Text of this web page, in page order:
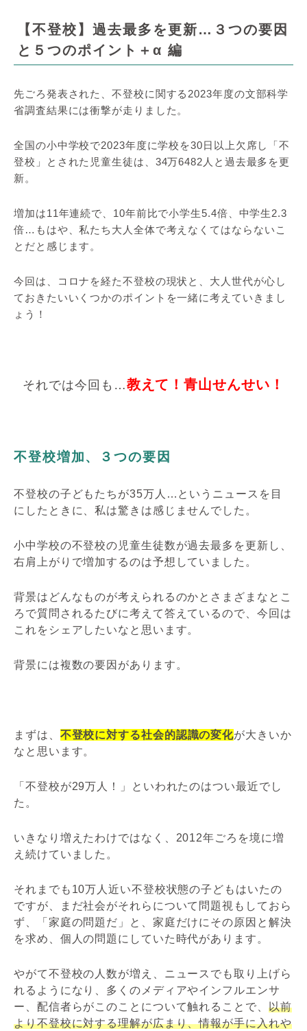
【不登校】過去最多を更新…３つの要因
と５つのポイント＋α 編
先ごろ発表された、不登校に関する2023年度の文部科学
省調査結果には衝撃が走りました。
全国の小中学校で2023年度に学校を30日以上欠席し「不
登校」とされた児童生徒は、34万6482人と過去最多を更
新。
増加は11年連続で、10年前比で小学生5.4倍、中学生2.3
倍…もはや、私たち大人全体で考えなくてはならないこ
とだと感じます。
今回は、コロナを経た不登校の現状と、大人世代が心し
ておきたいいくつかのポイントを一緒に考えていきまし
ょう！
それでは今回も…教えて！青山せんせい！
不登校増加、３つの要因
不登校の子どもたちが35万人…というニュースを目
にしたときに、私は驚きは感じませんでした。
小中学校の不登校の児童生徒数が過去最多を更新し、
右肩上がりで増加するのは予想していました。
背景はどんなものが考えられるのかとさまざまなとこ
ろで質問されるたびに考えて答えているので、今回は
これをシェアしたいなと思います。
背景には複数の要因があります。
まずは、 不登校に対する社会的認識の変化が大きいか
なと思います。
「不登校が29万人！」といわれたのはつい最近でし
た。
いきなり増えたわけではなく、2012年ごろを境に増
え続けていました。
それまでも10万人近い不登校状態の子どもはいたの
ですが、まだ社会がそれらについて問題視もしておら
ず、「家庭の問題だ」と、家庭だけにその原因と解決
を求め、個人の問題にしていた時代があります。
やがて不登校の人数が増え、ニュースでも取り上げら
れるようになり、多くのメディアやインフルエンサ
ー、配信者らがこのことについて触れることで、 以前
より不登校に対する理解が広まり、情報が手に入れや